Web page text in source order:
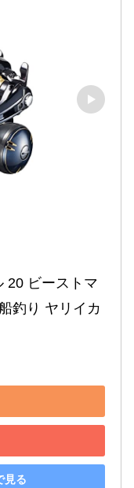
20 ビーストマ
釣り ヤリイカ
見る